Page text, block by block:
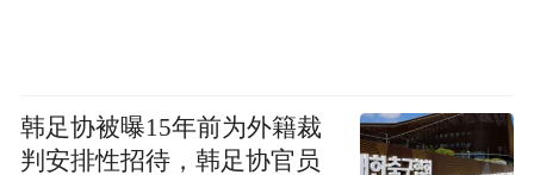
韩足协被曝15年前为外籍裁
判安排性招待，韩足协官员